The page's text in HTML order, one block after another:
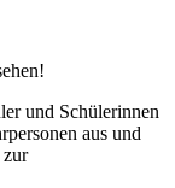
und Schülerinnen
aus und
zur